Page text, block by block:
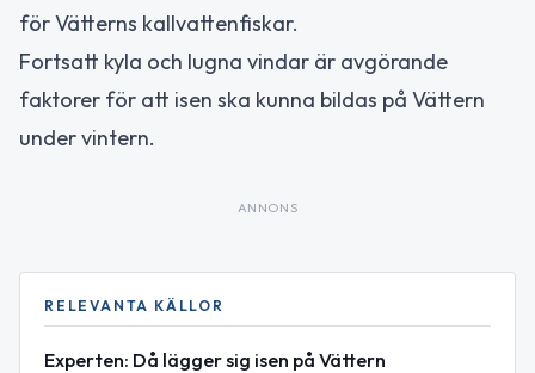
för Vätterns kallvattenfiskar.
Fortsatt kyla och lugna vindar är avgörande
faktorer för att isen ska kunna bildas på Vättern
under vintern.
ANNONS
RELEVANTA KÄLLOR
Experten: Då lägger sig isen på Vättern